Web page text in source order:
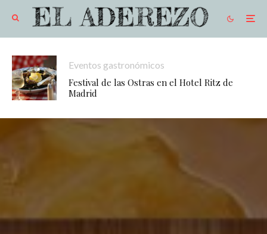
Eventos gastronómicos
Festival de las Ostras en el Hotel Ritz de
Madrid